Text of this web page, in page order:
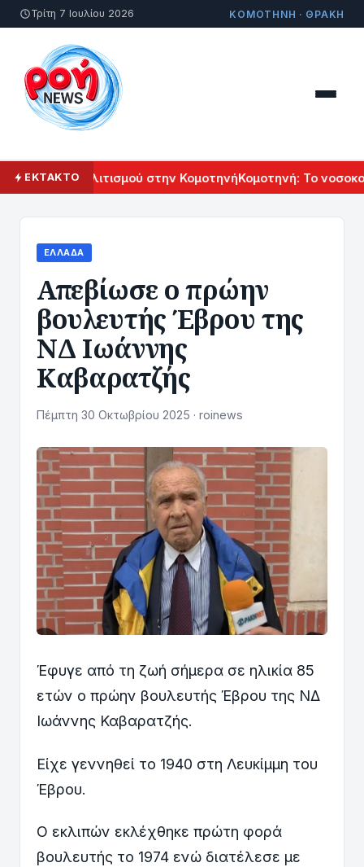
Τρίτη 7 Ιουλίου 2026 ΚΟΜΟΤΗΝΗ · ΘΡΑΚΗ
ΕΚΤΑΚΤΟΠολιτισμού στην ΚομοτηνήΚομοτηνή: Το
ΕΛΛΆΔΑ
Απεβίωσε ο πρώην
βουλευτής Έβρου της
ΝΔ Ιωάννης
Καβαρατζής
Πέμπτη 30 Οκτωβρίου 2025 · roinews
Έφυγε από τη ζωή σήμερα σε ηλικία 85
ετών ο πρώην βουλευτής Έβρου της ΝΔ
Ιωάννης Καβαρατζής.
Είχε γεννηθεί το 1940 στη Λευκίμμη του
Έβρου.
Ο εκλιπών εκλέχθηκε πρώτη φορά
βουλευτής το 1974 ενώ διατέλεσε με